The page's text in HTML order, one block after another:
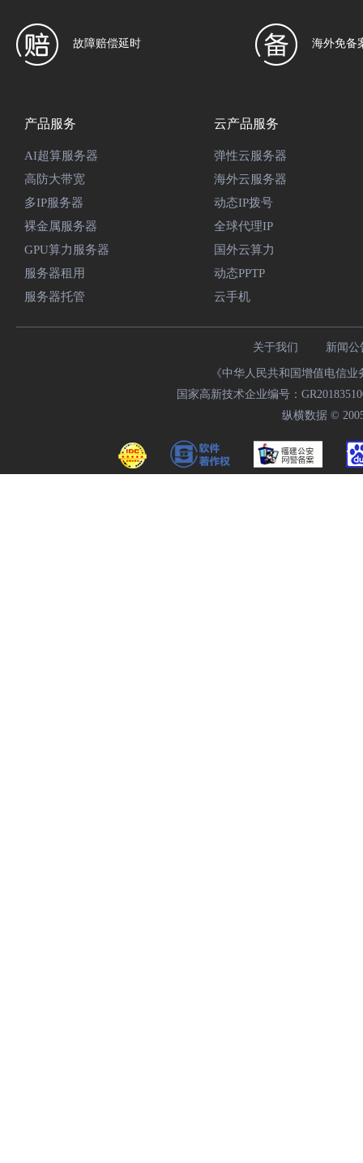
故障赔偿延时 海外免备
产品服务
AI超算服务器
高防大带宽
多IP服务器
裸金属服务器
GPU算力服务器
服务器租用
服务器托管
云产品服务
弹性云服务器
海外云服务器
动态IP拨号
全球代理IP
国外云算力
动态PPTP
云手机
关于我们 新闻公
《中华人民共和国增值电信
国家高新技术企业编号：
纵横数据 ©